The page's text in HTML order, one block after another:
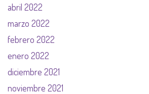
abril 2022
marzo 2022
febrero 2022
enero 2022
diciembre 2021
noviembre 2021